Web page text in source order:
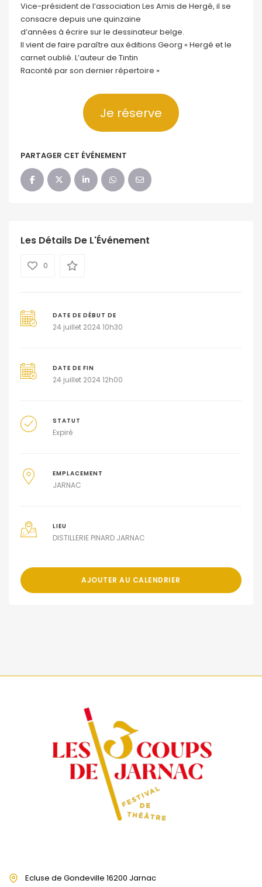
Vice-président de l’association Les Amis de Hergé, il se
consacre depuis une quinzaine
d’années à écrire sur le dessinateur belge.
Il vient de faire paraître aux éditions Georg « Hergé et le
carnet oublié. L’auteur de Tintin
Raconté par son dernier répertoire »
Je réserve
PARTAGER CET ÉVÉNEMENT
Les Détails De L'Événement
0
DATE DE DÉBUT DE
24 juillet 2024 10h30
DATE DE FIN
24 juillet 2024 12h00
STATUT
Expiré
EMPLACEMENT
JARNAC
LIEU
DISTILLERIE PINARD JARNAC
AJOUTER AU CALENDRIER
Ecluse de Gondeville 16200 Jarnac